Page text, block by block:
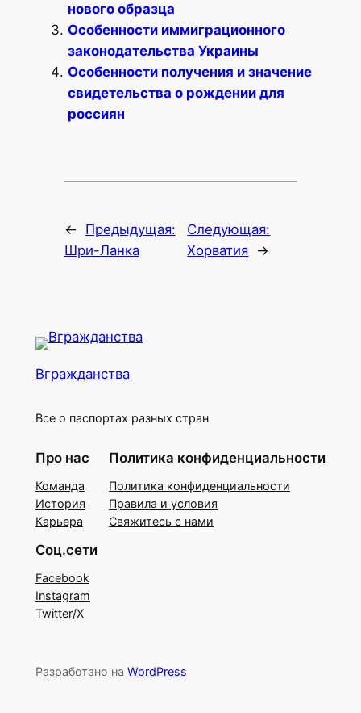
нового образца
Особенности иммиграционного
законодательства Украины
Особенности получения и значение
свидетельства о рождении для
россиян
←
Предыдущая:
Шри-Ланка
Следующая:
Хорватия →
Вгражданства
Все о паспортах разных стран
Про нас
Команда
История
Карьера
Политика конфиденциальности
Политика конфиденциальности
Правила и условия
Свяжитесь с нами
Соц.сети
Facebook
Instagram
Twitter/X
Разработано на WordPress